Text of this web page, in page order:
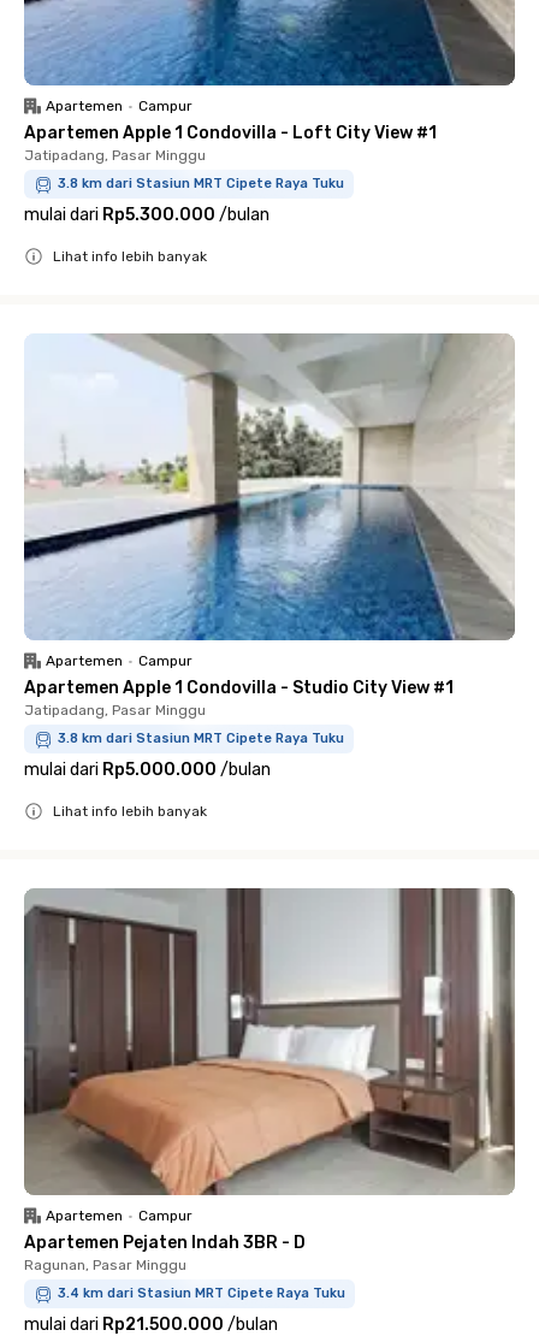
Apartemen • Campur
Apartemen Apple 1 Condovilla - Loft City View #1
Jatipadang, Pasar Minggu
3.8 km dari Stasiun MRT Cipete Raya Tuku
mulai dari Rp5.300.000 /bulan
Lihat info lebih banyak
Apartemen • Campur
Apartemen Apple 1 Condovilla - Studio City View #1
Jatipadang, Pasar Minggu
3.8 km dari Stasiun MRT Cipete Raya Tuku
mulai dari Rp5.000.000 /bulan
Lihat info lebih banyak
Apartemen • Campur
Apartemen Pejaten Indah 3BR - D
Ragunan, Pasar Minggu
3.4 km dari Stasiun MRT Cipete Raya Tuku
mulai dari Rp21.500.000 /bulan